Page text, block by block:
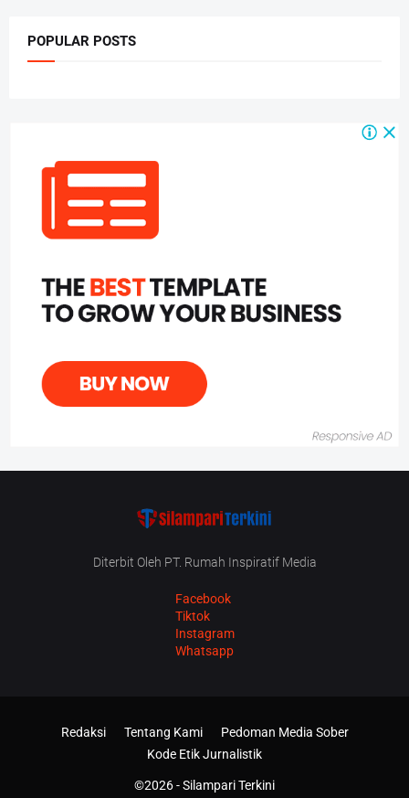
POPULAR POSTS
Diterbit Oleh PT. Rumah Inspiratif Media
Facebook
Tiktok
Instagram
Whatsapp
©2026 -Silampari Terkini
Redaksi Tentang Kami
Pedoman Media Sober
Kode Etik Jurnalistik